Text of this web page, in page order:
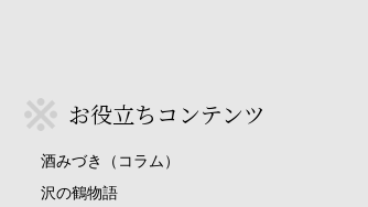
お役立ちコンテンツ
酒みづき（コラム）
沢の鶴物語